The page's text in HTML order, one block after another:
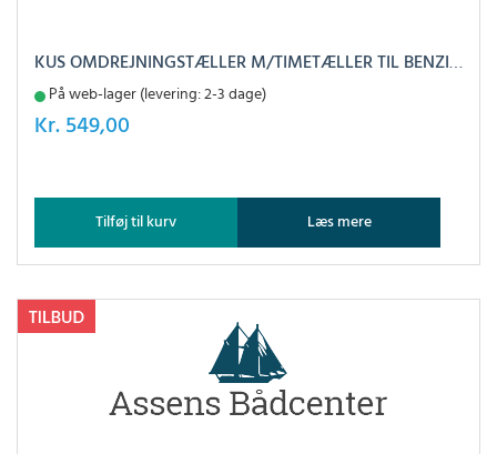
KUS OMDREJNINGSTÆLLER M/TIMETÆLLER TIL BENZIN SORT, 0-4000
På web-lager (levering: 2-3 dage)
Kr. 549,00
Tilføj til kurv Læs mere